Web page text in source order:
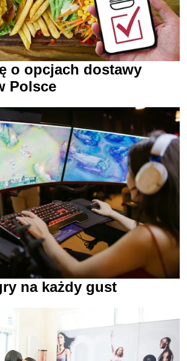
o opcjach dostawy
Polsce
na każdy gust